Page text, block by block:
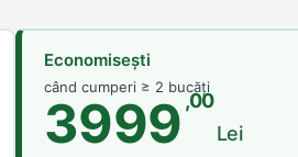
Economisești
când cumperi ≥ 2 bucăți
3999 ,00
Lei